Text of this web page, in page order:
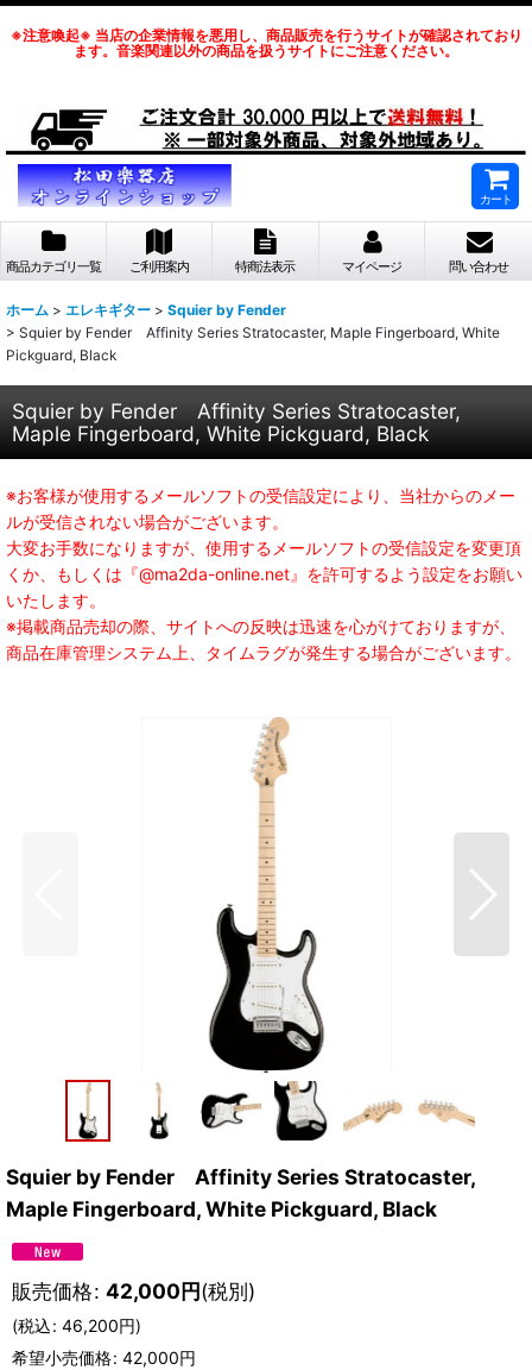
※注意喚起※ 当店の企業情報を悪用し、商品販売を行うサイトが確認されており
ます。音楽関連以外の商品を扱うサイトにご注意ください。
カート
商品カテゴリ一覧 ご利用案内 特商法表示 マイページ 問い合わせ
ホーム > エレキギター > Squier by Fender
> Squier by Fender Affinity Series Stratocaster, Maple Fingerboard, White
Pickguard, Black
Squier by Fender Affinity Series Stratocaster,
Maple Fingerboard, White Pickguard, Black
※お客様が使用するメールソフトの受信設定により、当社からのメー
ルが受信されない場合がございます。
大変お手数になりますが、使用するメールソフトの受信設定を変更頂
くか、もしくは『@ma2da-online.net』を許可するよう設定をお願い
いたします。
※掲載商品売却の際、サイトへの反映は迅速を心がけておりますが、
商品在庫管理システム上、タイムラグが発生する場合がございます。
Squier by Fender Affinity Series Stratocaster,
Maple Fingerboard, White Pickguard, Black
販売価格: 42,000円(税別)
(税込: 46,200円)
希望小売価格: 42,000円